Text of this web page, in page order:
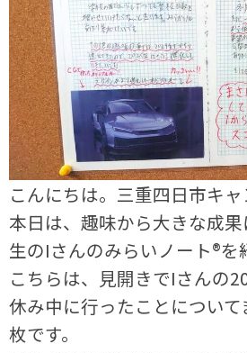
こんにちは。三重四日市キ
本日は、趣味から大きな成
生のIさんのみらいノート®を
こちらは、見開きでIさんの
休み中に行ったことについ
枚です。